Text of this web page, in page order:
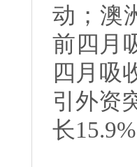
动；澳
前四月
四月吸
引外资
长